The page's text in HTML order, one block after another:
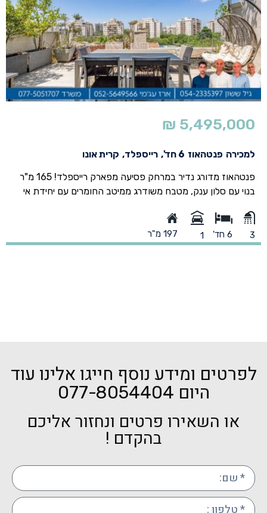
₪
פנטהאוז 6 חד', רייספלד, קרית אונו
פנטהאוז מדורג נדיר במרחק פסיעה מפארק רייספלד! 165 מ"ר
עם סלון ענק, מטבח משודרג ממיטב החומרים עם יחידת אי
רייספלד ומרפסת נוספת מסוויטת ההורים. הדירה תוכננה
ולעיצוב פנים. סה"כ 6 חדרים מרווחים. נכס חדש שמגיע לשוק
1 197 מ"ר
חצי
ומידע נוסף חייגו אלינו עוד
היום077-8054404
השאירו פרטים ונחזור אליכם
בהקדם !